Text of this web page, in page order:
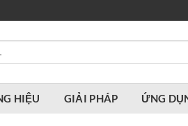
HIỆU GIẢI PHÁP ỨNG